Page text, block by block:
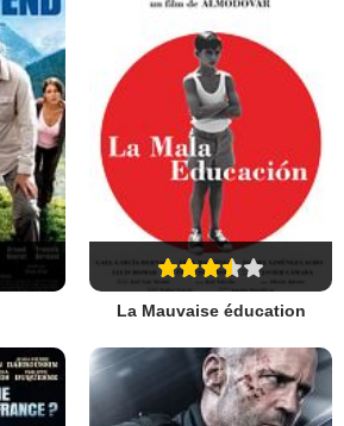
La Mauvaise éducation